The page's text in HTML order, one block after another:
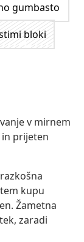
gumbasto
bloki
v mirnem
prijeten
kupu
Žametna
zaradi